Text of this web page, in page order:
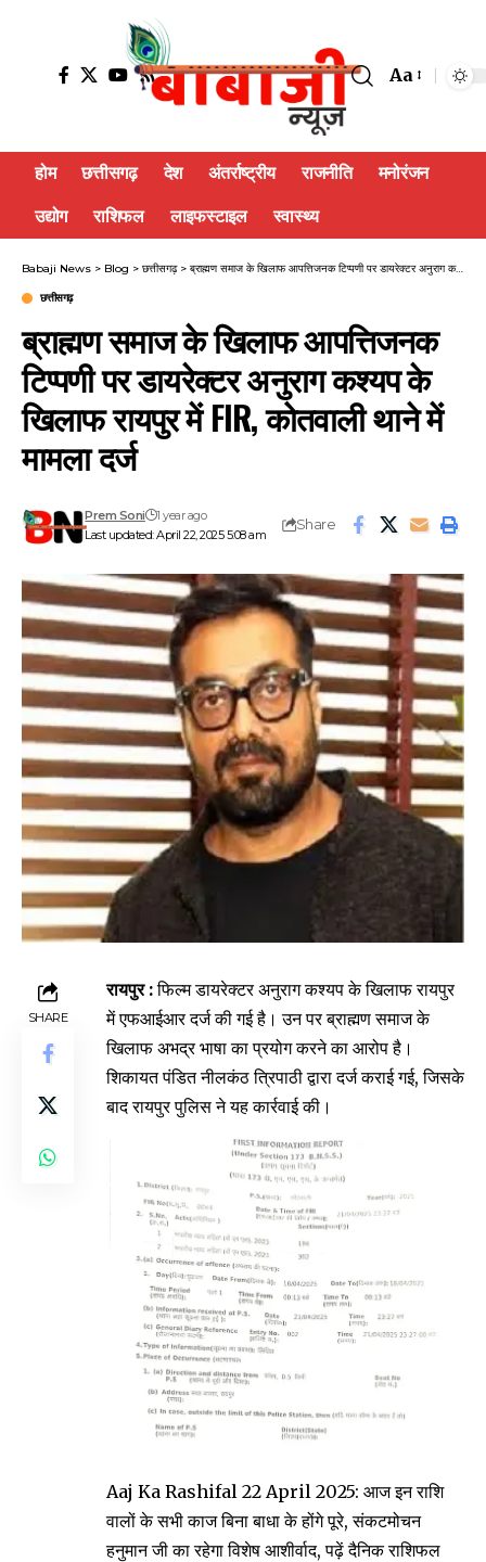
Aa
होम छत्तीसगढ़ देश अंतर्राष्ट्रीय राजनीति मनोरंजन
उद्योग राशिफल लाइफस्टाइल स्वास्थ्य
Babaji News > Blog > छत्तीसगढ़> ब्राह्मण समाज के खिलाफ आपत्तिजनक टिप्पणी पर डायरेक्टर अनुराग कश्यप के खिलाफ रायपुर में FIR, कोतवाली थाने में मामला दर्ज
छत्तीसगढ़
ब्राह्मण समाज के खिलाफ आपत्तिजनक
टिप्पणी पर डायरेक्टर अनुराग कश्यप के
खिलाफ रायपुर में FIR, कोतवाली थाने में
मामला दर्ज
Last updated: April 22, 2025 5:08 am
Prem Soni 1 year ago
Share
SHARE
रायपुर :फिल्म डायरेक्टर अनुराग कश्यप के खिलाफ रायपुर
में एफआईआर दर्ज की गई है। उन पर ब्राह्मण समाज के
खिलाफ अभद्र भाषा का प्रयोग करने का आरोप है।
शिकायत पंडित नीलकंठ त्रिपाठी द्वारा दर्ज कराई गई, जिसके
बाद रायपुर पुलिस ने यह कार्रवाई की।
Aaj Ka Rashifal 22 April 2025: आज इन राशि
वालों के सभी काज बिना बाधा के होंगे पूरे, संकटमोचन
हनुमान जी का रहेगा विशेष आशीर्वाद, पढ़ें दैनिक राशिफल